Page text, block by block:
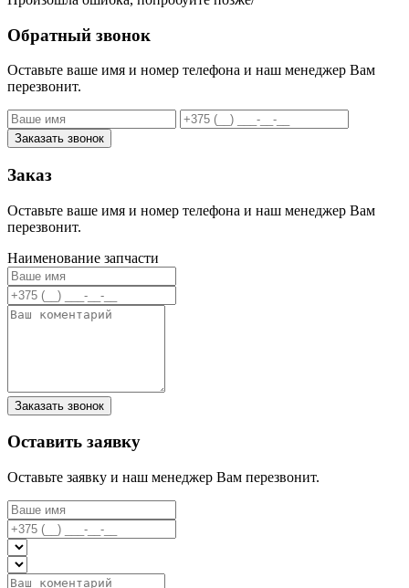
Обратный звонок
Оставьте ваше имя и номер телефона и наш менеджер Вам
перезвонит.
Заказать звонок
Заказ
Оставьте ваше имя и номер телефона и наш менеджер Вам
перезвонит.
Наименование запчасти
Заказать звонок
Оставить заявку
Оставьте заявку и наш менеджер Вам перезвонит.